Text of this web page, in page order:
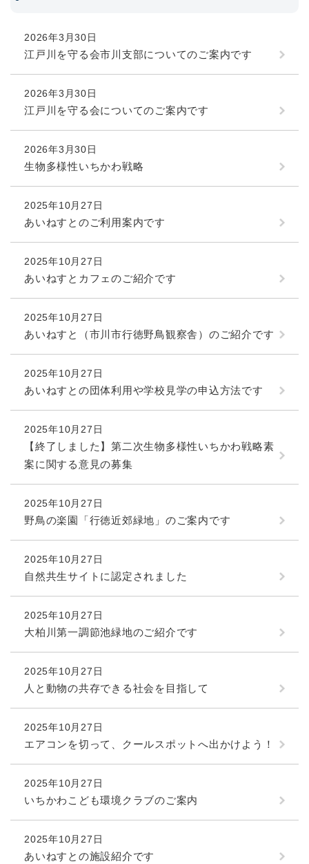
2026年3月30日
江戸川を守る会市川支部についてのご案内です
2026年3月30日
江戸川を守る会についてのご案内です
2026年3月30日
生物多様性いちかわ戦略
2025年10月27日
あいねすとのご利用案内です
2025年10月27日
あいねすとカフェのご紹介です
2025年10月27日
あいねすと（市川市行徳野鳥観察舎）のご紹介です
2025年10月27日
あいねすとの団体利用や学校見学の申込方法です
2025年10月27日
【終了しました】第二次生物多様性いちかわ戦略素
案に関する意見の募集
2025年10月27日
野鳥の楽園「行徳近郊緑地」のご案内です
2025年10月27日
自然共生サイトに認定されました
2025年10月27日
大柏川第一調節池緑地のご紹介です
2025年10月27日
人と動物の共存できる社会を目指して
2025年10月27日
エアコンを切って、クールスポットへ出かけよう！
2025年10月27日
いちかわこども環境クラブのご案内
2025年10月27日
あいねすとの施設紹介です